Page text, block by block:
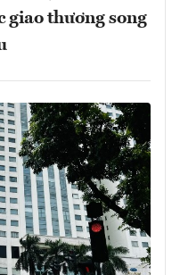
giao thương song